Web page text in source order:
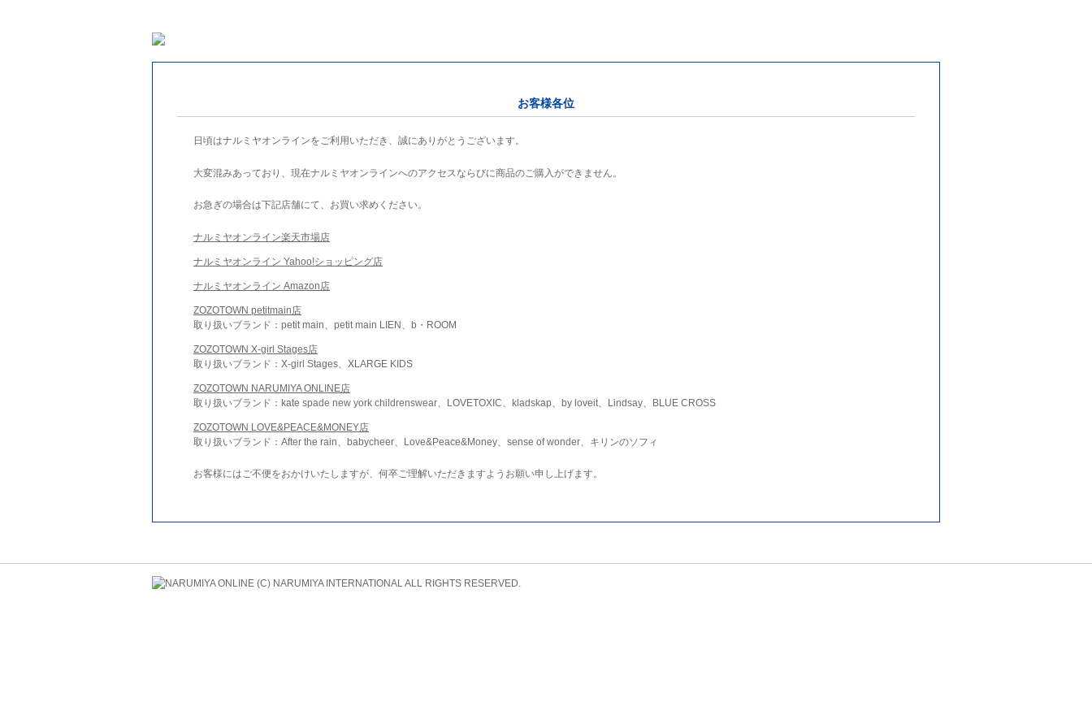
お客様各位
日頃はナルミヤオンラインをご利用いただき、誠にありがとうございます。
大変混みあっており、現在ナルミヤオンラインへのアクセスならびに商品のご購入ができません。
お急ぎの場合は下記店舗にて、お買い求めください。
ナルミヤオンライン楽天市場店
ナルミヤオンライン Yahoo!ショッピング店
ナルミヤオンライン Amazon店
ZOZOTOWN petitmain店
取り扱いブランド：petit main、petit main LIEN、b・ROOM
ZOZOTOWN X-girl Stages店
取り扱いブランド：X-girl Stages、XLARGE KIDS
ZOZOTOWN NARUMIYA ONLINE店
取り扱いブランド：kate spade new york childrenswear、LOVETOXIC、kladskap、by loveit、Lindsay、BLUE CROSS
ZOZOTOWN LOVE&PEACE&MONEY店
取り扱いブランド：After the rain、babycheer、Love&Peace&Money、sense of wonder、キリンのソフィ
お客様にはご不便をおかけいたしますが、何卒ご理解いただきますようお願い申し上げます。